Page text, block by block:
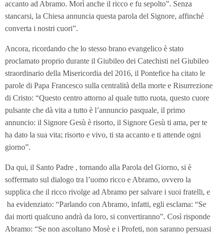
accanto ad Abramo. Morì anche il ricco e fu sepolto”. Senza
stancarsi, la Chiesa annuncia questa parola del Signore, affinché
converta i nostri cuori”.
Ancora, ricordando che lo stesso brano evangelico è stato
proclamato proprio durante il Giubileo dei Catechisti nel Giubileo
straordinario della Misericordia del 2016, il Pontefice ha citato le
parole di Papa Francesco sulla centralità della morte e Risurrezione
di Cristo: “Questo centro attorno al quale tutto ruota, questo cuore
pulsante che dà vita a tutto è l’annuncio pasquale, il primo
annuncio: il Signore Gesù è risorto, il Signore Gesù ti ama, per te
ha dato la sua vita; risorto e vivo, ti sta accanto e ti attende ogni
giorno”.
Da qui, il Santo Padre , tornando alla Parola del Giorno, si è
soffermato sul dialogo tra l’uomo ricco e Abramo, ovvero la
supplica che il ricco rivolge ad Abramo per salvare i suoi fratelli, e
ha evidenziato: “Parlando con Abramo, infatti, egli esclama: “Se
dai morti qualcuno andrà da loro, si convertiranno”. Così risponde
Abramo: “Se non ascoltano Mosè e i Profeti, non saranno persuasi